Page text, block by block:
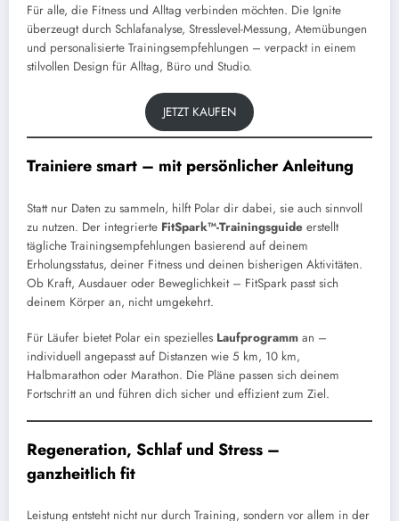
Für alle, die Fitness und Alltag verbinden möchten. Die Ignite
überzeugt durch Schlafanalyse, Stresslevel-Messung, Atemübungen
und personalisierte Trainingsempfehlungen – verpackt in einem
stilvollen Design für Alltag, Büro und Studio.
JETZT KAUFEN
Trainiere smart – mit persönlicher Anleitung
Statt nur Daten zu sammeln, hilft Polar dir dabei, sie auch sinnvoll
zu nutzen. Der integrierte FitSpark™-Trainingsguide erstellt
tägliche Trainingsempfehlungen basierend auf deinem
Erholungsstatus, deiner Fitness und deinen bisherigen Aktivitäten.
Ob Kraft, Ausdauer oder Beweglichkeit – FitSpark passt sich
deinem Körper an, nicht umgekehrt.
Für Läufer bietet Polar ein spezielles Laufprogramm an –
individuell angepasst auf Distanzen wie 5 km, 10 km,
Halbmarathon oder Marathon. Die Pläne passen sich deinem
Fortschritt an und führen dich sicher und effizient zum Ziel.
Regeneration, Schlaf und Stress –
ganzheitlich fit
Leistung entsteht nicht nur durch Training, sondern vor allem in der